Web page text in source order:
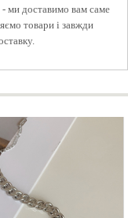
- ми доставимо вам саме
товари і завжди